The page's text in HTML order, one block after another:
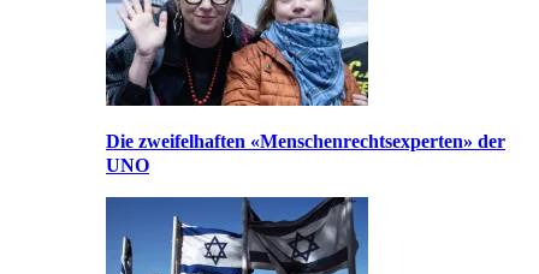
Die zweifelhaften «Menschenrechtsexperten» der
UNO